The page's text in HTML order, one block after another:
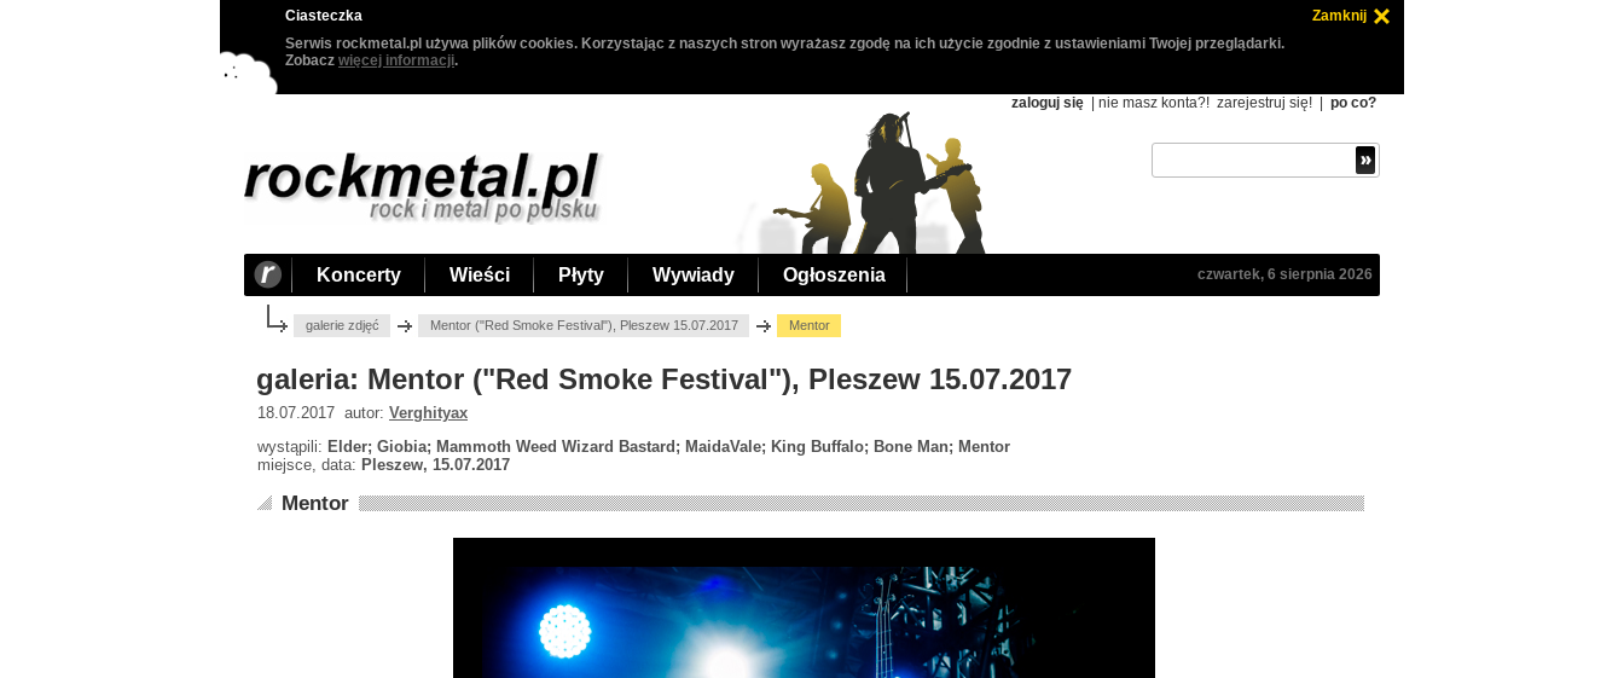
Ciasteczka
Zamknij
Serwis rockmetal.pl używa plików cookies. Korzystając z naszych stron wyrażasz zgodę na ich użycie zgodnie z ustawieniami Twojej przeglądarki.
Zobacz więcej informacji.
zaloguj się | nie masz konta?! zarejestruj się! po co?
Koncerty Wieści Płyty Wywiady Ogłoszenia czwartek, 6 sierpnia 2026
galerie zdjęć Mentor ("Red Smoke Festival"), Pleszew 15.07.2017 Mentor
galeria: Mentor ("Red Smoke Festival"), Pleszew 15.07.2017
18.07.2017 autor: Verghityax
wystąpili: Elder; Giobia; Mammoth Weed Wizard Bastard; MaidaVale; King Buffalo; Bone Man; Mentor
miejsce, data: Pleszew, 15.07.2017
Mentor